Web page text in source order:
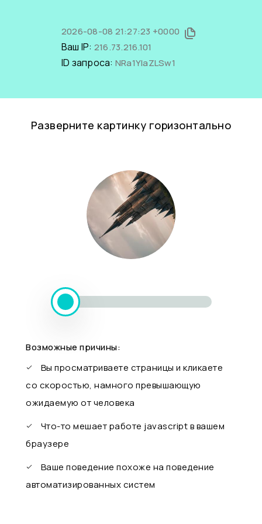
2026-08-08 21:27:23 +0000
Ваш IP: 216.73.216.101
ID запроса: NRa1YIaZLSw1
Разверните картинку горизонтально
Возможные причины:
Вы просматриваете страницы и кликаете
со скоростью, намного превышающую
ожидаемую от человека
Что-то мешает работе javascript в вашем
браузере
Ваше поведение похоже на поведение
автоматизированных систем